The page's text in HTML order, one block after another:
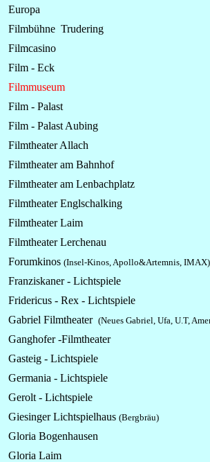
Europa
Filmbühne Trudering
Filmcasino
Film - Eck
Filmmuseum
Film - Palast
Film - Palast Aubing
Filmtheater Allach
Filmtheater am Bahnhof
Filmtheater am Lenbachplatz
Filmtheater Englschalking
Filmtheater Laim
Filmtheater Lerchenau
Forumkinos (Insel-Kinos, Apollo&Artemnis, IMAX)
Franziskaner - Lichtspiele
Fridericus - Rex - Lichtspiele
Gabriel Filmtheater (Neues Gabriel, Ufa, U.T,
Ganghofer -Filmtheater
Gasteig - Lichtspiele
Germania - Lichtspiele
Gerolt - Lichtspiele
Giesinger Lichtspielhaus (Bergbräu)
Gloria Bogenhausen
Gloria Laim